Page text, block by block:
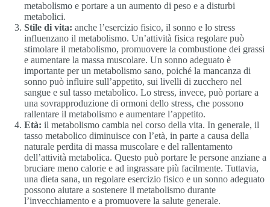
metabolismo e portare a un aumento di peso e a disturbi
metabolici.
Stile di vita: anche l’esercizio fisico, il sonno e lo stress
influenzano il metabolismo. Un’attività fisica regolare può
stimolare il metabolismo, promuovere la combustione dei grassi
e aumentare la massa muscolare. Un sonno adeguato è
importante per un metabolismo sano, poiché la mancanza di
sonno può influire sull’appetito, sui livelli di zucchero nel
sangue e sul tasso metabolico. Lo stress, invece, può portare a
una sovrapproduzione di ormoni dello stress, che possono
rallentare il metabolismo e aumentare l’appetito.
Età: il metabolismo cambia nel corso della vita. In generale, il
tasso metabolico diminuisce con l’età, in parte a causa della
naturale perdita di massa muscolare e del rallentamento
dell’attività metabolica. Questo può portare le persone anziane a
bruciare meno calorie e ad ingrassare più facilmente. Tuttavia,
una dieta sana, un regolare esercizio fisico e un sonno adeguato
possono aiutare a sostenere il metabolismo durante
l’invecchiamento e a promuovere la salute generale.